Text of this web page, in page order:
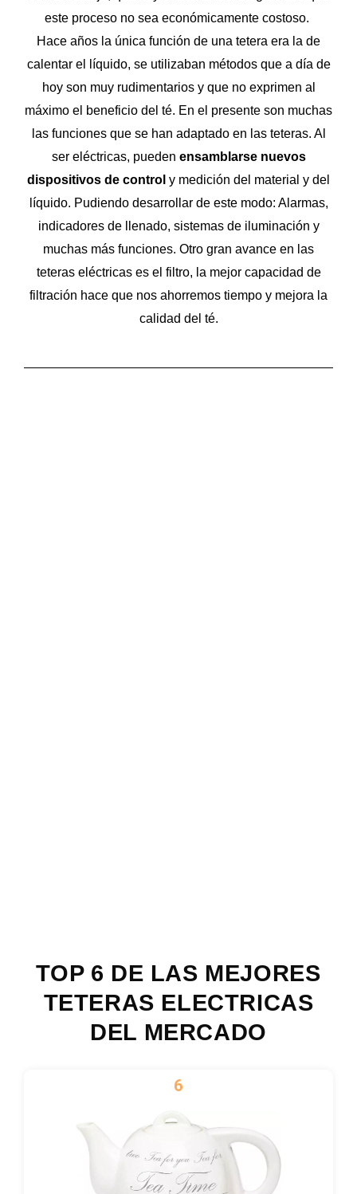
este proceso no sea económicamente costoso.
Hace años la única función de una tetera era la de
calentar el líquido, se utilizaban métodos que a día de
hoy son muy rudimentarios y que no exprimen al
máximo el beneficio del té. En el presente son muchas
las funciones que se han adaptado en las teteras. Al
ser eléctricas, pueden ensamblarse nuevos
dispositivos de control y medición del material y del
líquido. Pudiendo desarrollar de este modo: Alarmas,
indicadores de llenado, sistemas de iluminación y
muchas más funciones. Otro gran avance en las
teteras eléctricas es el filtro, la mejor capacidad de
filtración hace que nos ahorremos tiempo y mejora la
calidad del té.
TOP 6 DE LAS MEJORES
TETERAS ELECTRICAS
DEL MERCADO
6